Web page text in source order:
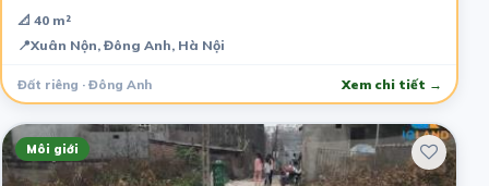
📐 40 m²
📍Xuân Nộn, Đông Anh, Hà Nội
Đất riêng · Đông Anh Xem chi tiết →
Môi giới